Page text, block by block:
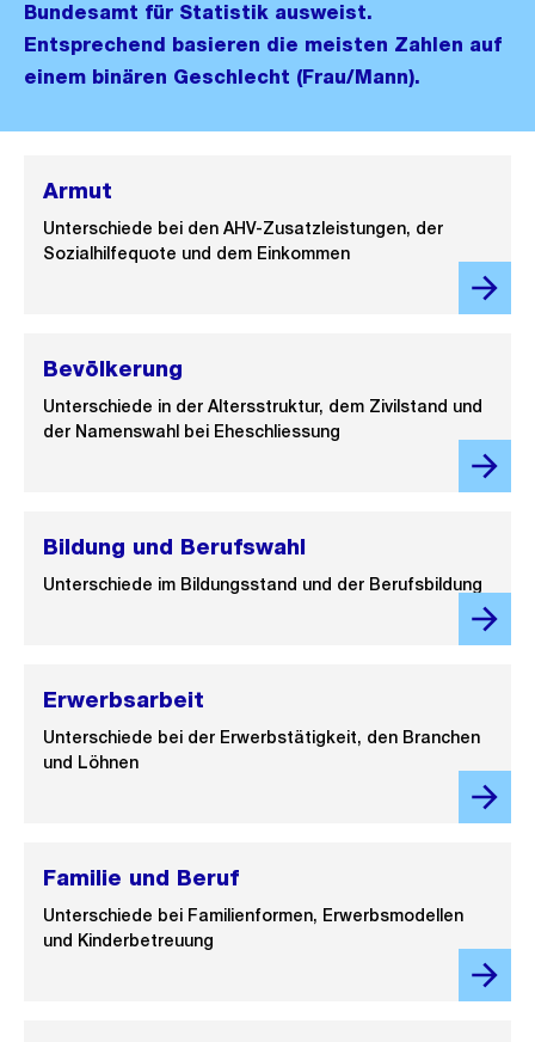
Bundesamt für Statistik ausweist.
Entsprechend basieren die meisten Zahlen auf
einem binären Geschlecht (Frau/Mann).
Armut
Unterschiede bei den AHV-Zusatzleistungen, der
Sozialhilfequote und dem Einkommen
Bevölkerung
Unterschiede in der Altersstruktur, dem Zivilstand und
der Namenswahl bei Eheschliessung
Bildung und Berufswahl
Unterschiede im Bildungsstand und der Berufsbildung
Erwerbsarbeit
Unterschiede bei der Erwerbstätigkeit, den Branchen
und Löhnen
Familie und Beruf
Unterschiede bei Familienformen, Erwerbsmodellen
und Kinderbetreuung